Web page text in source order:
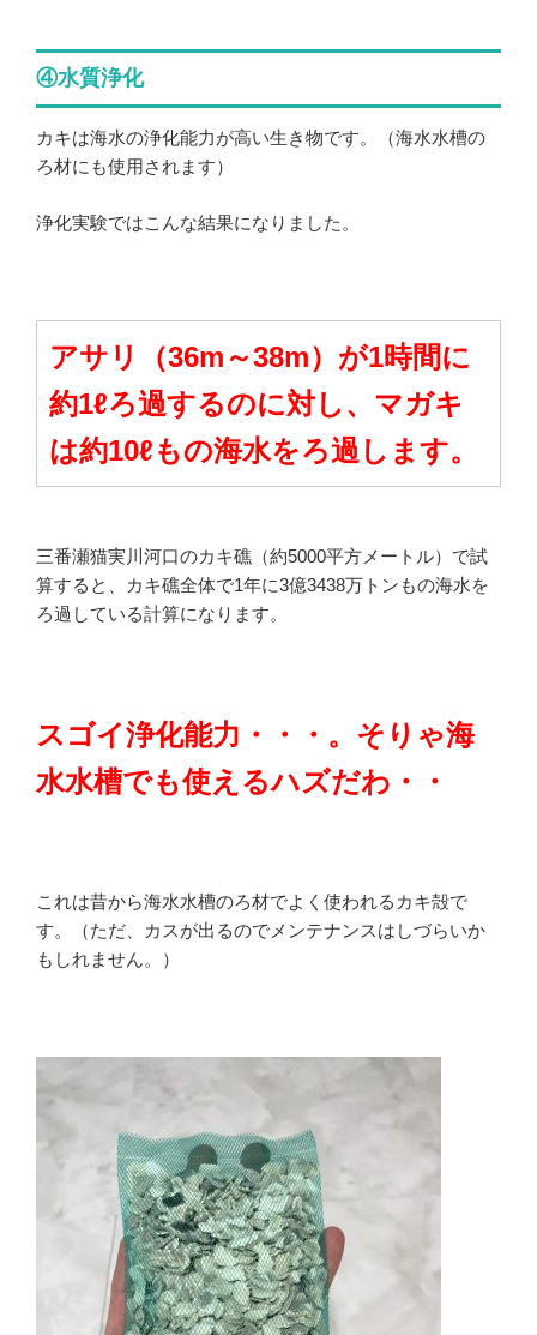
④水質浄化
カキは海水の浄化能力が高い生き物です。（海水水槽の
ろ材にも使用されます）
浄化実験ではこんな結果になりました。
アサリ（36m～38m）が1時間に
約1ℓろ過するのに対し、マガキ
は約10ℓもの海水をろ過します。
三番瀬猫実川河口のカキ礁（約5000平方メートル）で試
算すると、カキ礁全体で1年に3億3438万トンもの海水を
ろ過している計算になります。
スゴイ浄化能力・・・。そりゃ海
水水槽でも使えるハズだわ・・
これは昔から海水水槽のろ材でよく使われるカキ殻で
す。（ただ、カスが出るのでメンテナンスはしづらいか
もしれません。）